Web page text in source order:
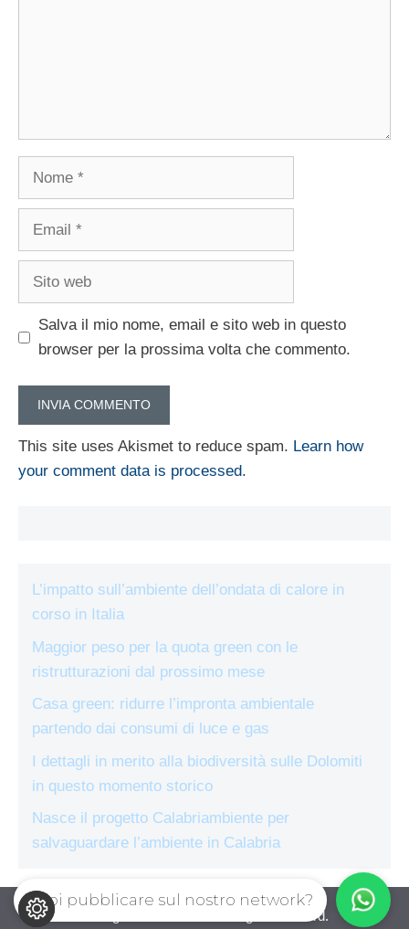
Nome
Email
Sito
Salva il mio nome, email e sito web in questo
browser per la prossima volta che commento.
This site uses Akismet to reduce spam. Learn how
your comment data is processed.
L’impatto sull’ambiente dell’ondata di calore in
corso in Italia
Maggior peso per la quota green con le
ristrutturazioni dal prossimo mese
Casa green: ridurre l’impronta ambientale
partendo dai consumi di luce e gas
I dettagli in merito alla biodiversità sulle Dolomiti
in questo momento storico
Nasce il progetto Calabriambiente per
salvaguardare l’ambiente in Calabria
ecologiae.com © 2026. All right reserverd.
Vuoi pubblicare sul nostro network?